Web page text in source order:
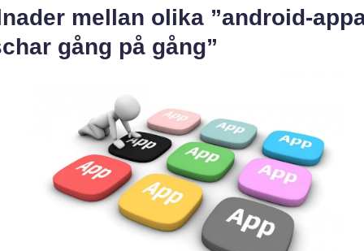
mellan olika ”android-
gång på gång”